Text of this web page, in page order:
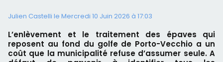
Julien Castelli le Mercredi 10 Juin 2026 à 17:03
L’enlèvement et le traitement des épaves qui
reposent au fond du golfe de Porto-Vecchio a un
coût que la municipalité refuse d’assumer seule. A